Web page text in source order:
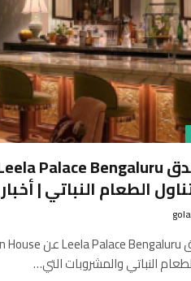
الطعام النباتي | أخبار
النباتي والمشروبات التي…